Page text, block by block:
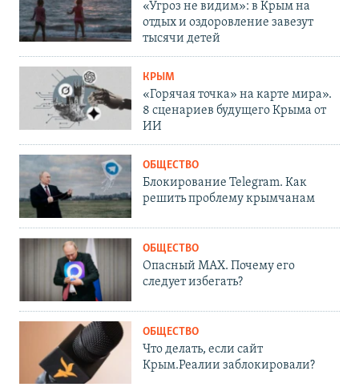
«Угроз не видим»: в Крым на
отдых и оздоровление завезут
тысячи детей
КРЫМ
«Горячая точка» на карте мира».
8 сценариев будущего Крыма от
ИИ
ОБЩЕСТВО
Блокирование Telegram. Как
решить проблему крымчанам
ОБЩЕСТВО
Опасный MAX. Почему его
следует избегать?
ОБЩЕСТВО
Что делать, если сайт
Крым.Реалии заблокировали?